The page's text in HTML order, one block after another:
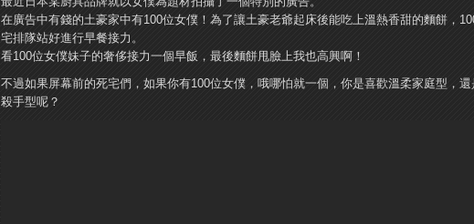
在廣告中有錢的土豪家中有100位女僕！為了讓土豪老爺起床後能吃上溫熱香甜的麵餅，
宅排隊站好進行早餐接力。
看100位女僕妹子的奢侈接力一個早飯，最後麵餅甩臉上我也高興啊！
不過如果屏幕前的死宅們，如果你有100位女僕，哦哪怕就一個，你是喜歡溫柔家庭型，
殺手型呢？